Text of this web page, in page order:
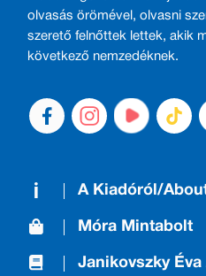
olvasás örömével, olvasni
szerető felnőttek lettek, akik
következő nemzedéknek.
A Kiadóról/
Móra Mintabolt
Janikovszky